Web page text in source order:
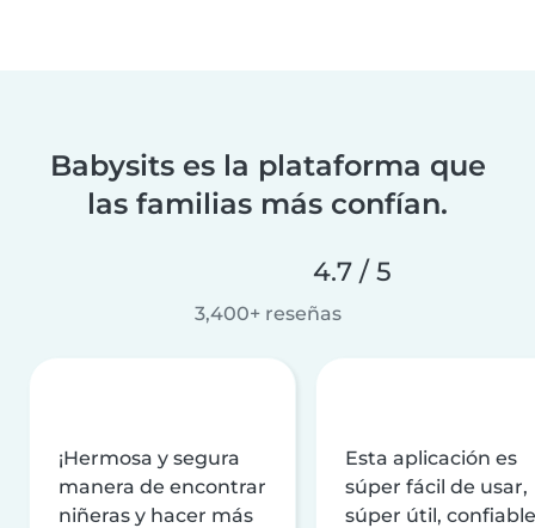
Babysits es la plataforma que
las familias más confían.
4.7 / 5
3,400+ reseñas
¡Hermosa y segura
manera de encontrar
niñeras y hacer más
Esta aplicación es
súper fácil de usar,
súper útil,